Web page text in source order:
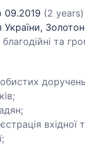
09.2019 (2 years)
України,
та
вхідної